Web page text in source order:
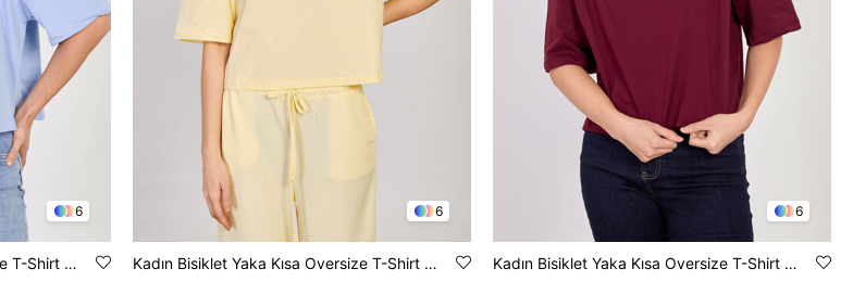
6
Kadın Bisiklet Yaka Kısa Oversize T-Shirt - Bebe Mavi
6
Kadın Bisiklet Yaka Kısa Oversize T-Shirt - Sarı
6
Kadın Bisiklet Yaka Kısa Oversize T-Shirt - Mürdüm